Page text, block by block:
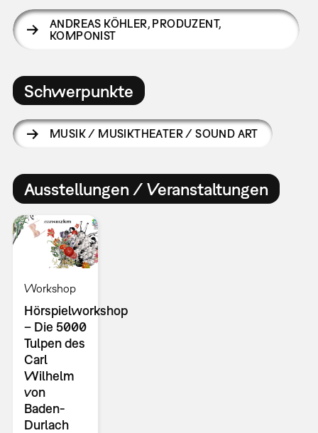
ANDREAS KÖHLER, PRODUZENT,
KOMPONIST
Schwerpunkte
MUSIK / MUSIKTHEATER / SOUND ART
Ausstellungen / Veranstaltungen
Workshop
Hörspielworkshop
– Die 5000
Tulpen des
Carl
Wilhelm
von
Baden-
Durlach